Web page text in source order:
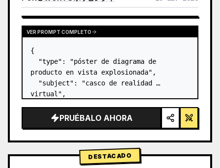
VER PROMPT COMPLETO
{
  "type": "póster de diagrama de
producto en vista explosionada",
  "subject": "casco de realidad
virtual",
alta tecnología, iluminación de estudio,
detalles brillantes",
name=\"background color…
PRUÉBALO AHORA
DESTACADO